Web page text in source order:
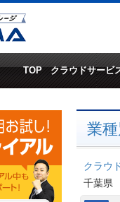
TOP クラウドサービ
業
クラウ
千葉県